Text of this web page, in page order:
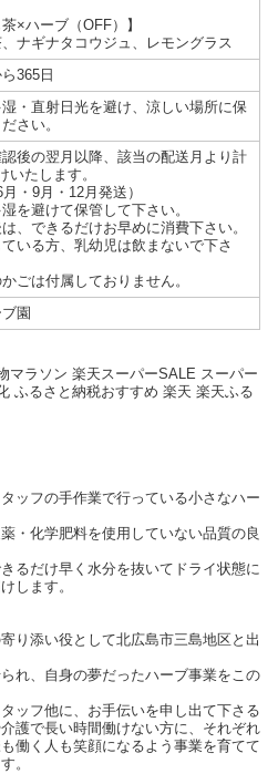
茶×ハーブ（OFF）】
ナギナタコウジュ、レモングラス
365日
・直射日光を避け、涼しい場所に保
さい。
認後の翌月以降、該当の配送月より計
いたします。
月・9月・12月発送）
湿を避けて保管して下さい。
は、できるだけお早めに消費下さい。
ている方、乳幼児は飲まないで下さ
かごは付属しておりません。
園
マラソン 楽天スーパーSALE スーパー
ふるさと納税おすすめ 楽天 楽天ふる
ッフの手作業で行っている小さなハー
・化学肥料を使用していない品質の良
るだけ早く水分を抜いてドライ状態に
します。
り添い役として北広島市三島地区と出
れ、自身の夢だったハーブ事業をこの
ッフ他に、お手伝いを申し出て下さる
護で長い時間働けない方に、それぞれ
働く人も笑顔になるよう事業を育てて
。